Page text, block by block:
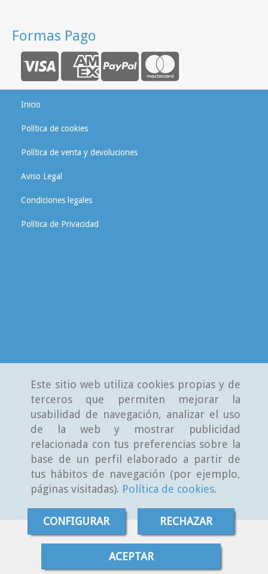
Este sitio web utiliza cookies propias y de
terceros que permiten mejorar la
usabilidad de navegación, analizar el uso
de la web y mostrar publicidad
relacionada con tus preferencias sobre la
base de un perfil elaborado a partir de
tus hábitos de navegación (por ejemplo,
páginas visitadas). Política de cookies.
CONFIGURAR RECHAZAR
ACEPTAR
Formas Pago
Inicio
Política de cookies
Política de venta y devoluciones
Aviso Legal
Condiciones legales
Política de Privacidad